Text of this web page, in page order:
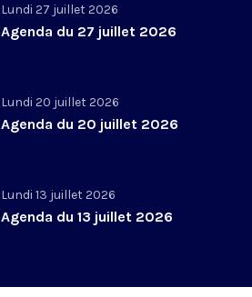
Lundi 27 juillet 2026
Agenda du 27 juillet 2026
Lundi 20 juillet 2026
Agenda du 20 juillet 2026
Lundi 13 juillet 2026
Agenda du 13 juillet 2026